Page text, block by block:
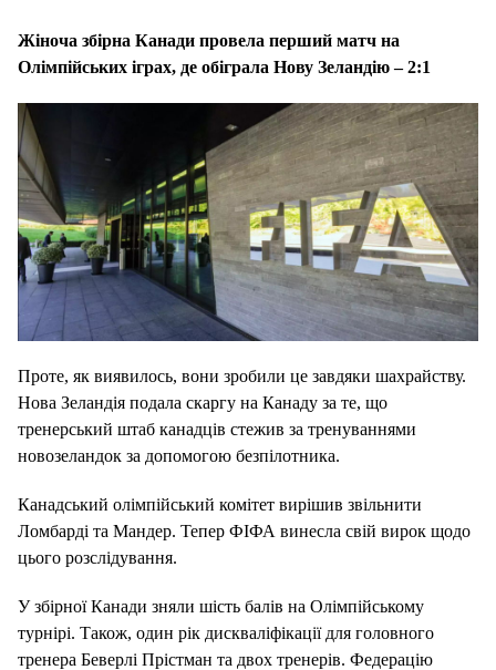
Жіноча збірна Канади провела перший матч на
Олімпійських іграх, де обіграла Нову Зеландію – 2:1
Проте, як виявилось, вони зробили це завдяки шахрайству.
Нова Зеландія подала скаргу на Канаду за те, що
тренерський штаб канадців стежив за тренуваннями
новозеландок за допомогою безпілотника.
Канадський олімпійський комітет вирішив звільнити
Ломбарді та Мандер. Тепер ФІФА винесла свій вирок щодо
цього розслідування.
У збірної Канади зняли шість балів на Олімпійському
турнірі. Також, один рік дискваліфікації для головного
тренера Беверлі Прістман та двох тренерів. Федерацію